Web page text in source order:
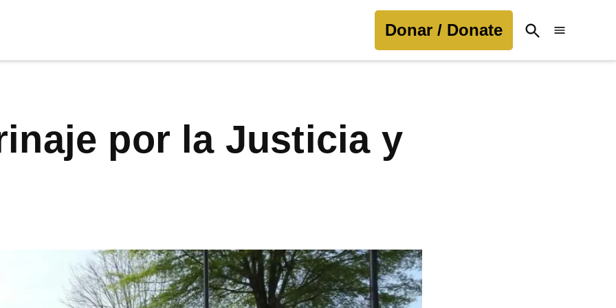
Donar
Donar / Donate
Open
Search